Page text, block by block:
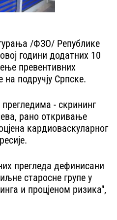
/ФЗО/ Републике
години додатних 10
превентивних
на подручју Српске.
- скрининг
рано откривање
кардиоваскуларног
прегледа дефинисани
старосне групе у
и процјеном ризика",